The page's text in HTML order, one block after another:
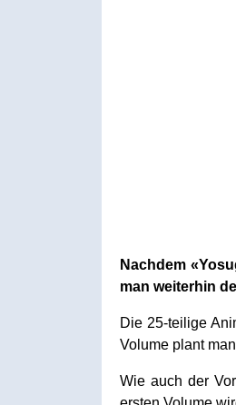
Nachdem
man weiterhin
Die 25-teilige
Volume plant
Wie auch der